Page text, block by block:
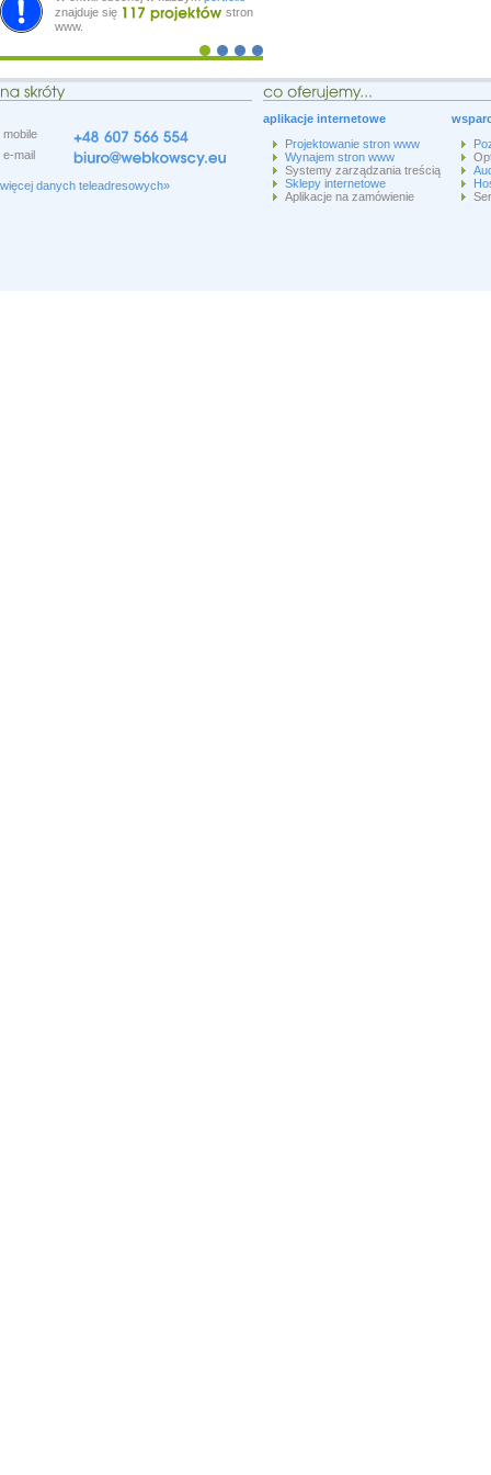
znajduje się
stron
www.
mobile
e-mail
więcej danych teleadresowych»
aplikacje internetowe
Projektowanie stron www
Wynajem stron www
Systemy zarządzania treścią
Sklepy internetowe
Aplikacje na zamówienie